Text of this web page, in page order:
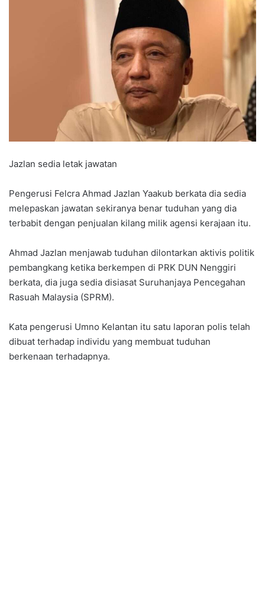
Jazlan sedia letak jawatan
Pengerusi Felcra Ahmad Jazlan Yaakub berkata dia sedia
melepaskan jawatan sekiranya benar tuduhan yang dia
terbabit dengan penjualan kilang milik agensi kerajaan itu.
Ahmad Jazlan menjawab tuduhan dilontarkan aktivis politik
pembangkang ketika berkempen di PRK DUN Nenggiri
berkata, dia juga sedia disiasat Suruhanjaya Pencegahan
Rasuah Malaysia (SPRM).
Kata pengerusi Umno Kelantan itu satu laporan polis telah
dibuat terhadap individu yang membuat tuduhan
berkenaan terhadapnya.